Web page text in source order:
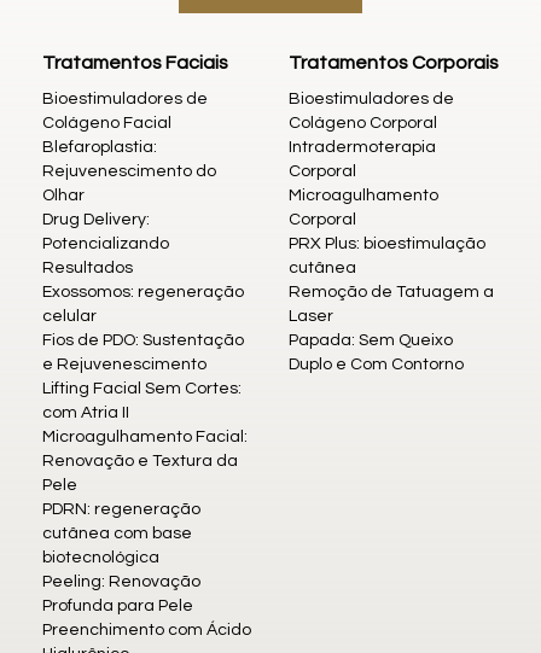
Tratamentos Faciais
Bioestimuladores de
Colágeno Facial
Blefaroplastia:
Rejuvenescimento do
Olhar
Drug Delivery:
Potencializando
Resultados
Exossomos: regeneração
celular
Fios de PDO: Sustentação
e Rejuvenescimento
Lifting Facial Sem Cortes:
com Atria II
Microagulhamento Facial:
Renovação e Textura da
Pele
PDRN: regeneração
cutânea com base
biotecnológica
Peeling: Renovação
Profunda para Pele
Preenchimento com Ácido
Tratamentos Corporais
Bioestimuladores de
Colágeno Corporal
Intradermoterapia
Corporal
Microagulhamento
Corporal
PRX Plus: bioestimulação
cutânea
Remoção de Tatuagem a
Laser
Papada: Sem Queixo
Duplo e Com Contorno